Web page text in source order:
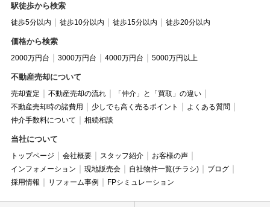
駅徒歩から検索
徒歩5分以内 徒歩10分以内 徒歩15分以内 徒歩20分以内
価格から検索
2000万円台 3000万円台 4000万円台 5000万円以上
不動産売却について
売却査定 不動産売却の流れ
「仲介」と「買取」の違い
不動産売却時の諸費用
少しでも高く売るポイント
よくある質問
仲介手数料について
相続相談
当社について
トップページ 会社概要 スタッフ紹介
お客様の声
インフォメーション
現地販売会 自社物件一覧(チラシ)
ブログ
採用情報
リフォーム事例 FPシミュレーション